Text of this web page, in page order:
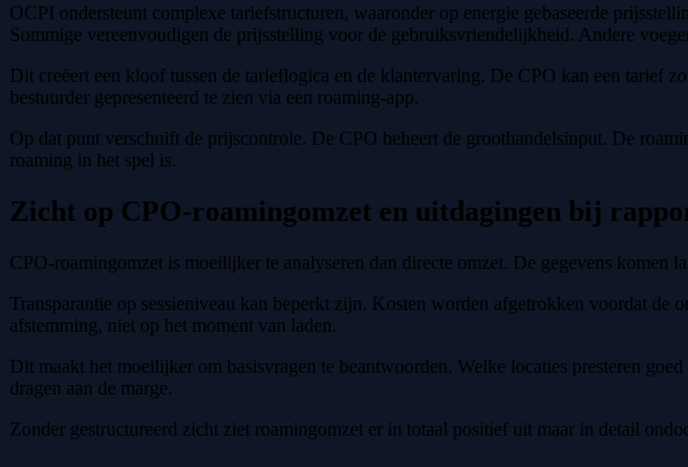
OCPI ondersteunt complexe tariefstructuren, waaronder op energie gebaseerde
Sommige vereenvoudigen de prijsstelling voor de gebruiksvriendelijkheid. Andere
Dit creëert een kloof tussen de tarieflogica en de klantervaring. De CPO kan een tarief
bestuurder gepresenteerd te zien via een roaming-app.
Op dat punt verschuift de prijscontrole. De CPO beheert de groothandelsinput. De
roaming in het spel is.
Zicht op CPO-roamingomzet en uitdagingen bij
CPO-roamingomzet is moeilijker te analyseren dan directe omzet. De gegevens komen
Transparantie op sessieniveau kan beperkt zijn. Kosten worden afgetrokken voordat
afstemming, niet op het moment van laden.
Dit maakt het moeilijker om basisvragen te beantwoorden. Welke locaties presteren
dragen aan de marge.
Zonder gestructureerd zicht ziet roamingomzet er in totaal positief uit maar in detail